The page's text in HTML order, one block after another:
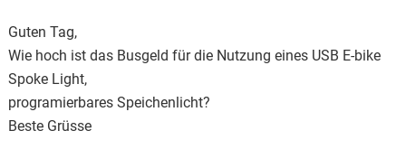
Guten Tag,
Wie hoch ist das Busgeld für die Nutzung eines USB E-bike
Spoke Light,
programierbares Speichenlicht?
Beste Grüsse